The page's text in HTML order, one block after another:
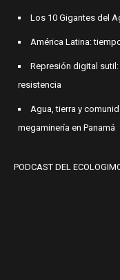
Los 10 Gigantes del
América Latina:
Represión digital
resistencia
Agua, tierra y
megaminería en Panamá
PODCAST DEL